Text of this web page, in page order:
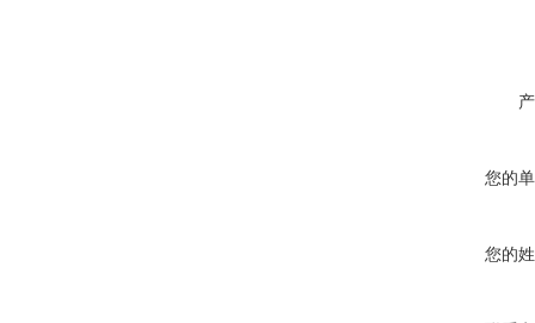
您的
您的